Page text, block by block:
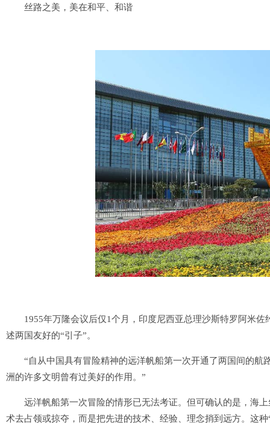
丝路之美，美在和平、和谐
1955年万隆会议后仅1个月，印度尼西亚总理沙斯特罗阿米佐
述两国友好的“引子”。
“自从中国具有冒险精神的远洋帆船第一次开通了两国间的航
洲的许多文明曾有过美好的作用。”
远洋帆船第一次冒险的情形已无法考证。但可确认的是，海上
术去占领或掠夺，而是把先进的技术、经验、理念捎到远方。这